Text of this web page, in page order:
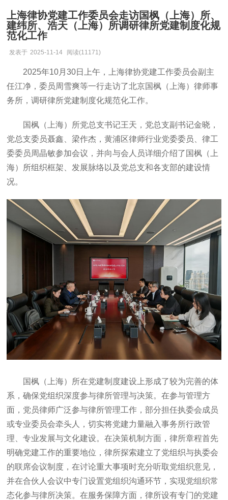
上海律协党建工作委员会走访国枫（上海）所、
建纬所、浩天（上海）所调研律所党建制度化规
范化工作
发表于 2025-11-14 阅读(11171)
2025年10月30日上午，上海律协党建工作委员会副主
任江净，委员周雪爽等一行走访了北京国枫（上海）律师事
务所，调研律所党建制度化规范化工作。
国枫（上海）所党总支书记王天，党总支副书记金晓，
党总支委员聂鑫、梁作杰，黄浦区律师行业党委委员、律工
委委员周晶敏参加会议，并向与会人员详细介绍了国枫（上
海）所组织框架、发展脉络以及党总支和各支部的建设情
况。
国枫（上海）所在党建制度建设上形成了较为完善的体
系，确保党组织深度参与律所管理与决策。在参与管理方
面，党员律师广泛参与律所管理工作，部分担任执委会成员
或专业委员会牵头人，切实将党建力量融入事务所行政管
理、专业发展与文化建设。在决策机制方面，律所章程首先
明确党建工作的重要地位，律所探索建立了党组织与执委会
的联席会议制度，在讨论重大事项时充分听取党组织意见，
并在合伙人会议中专门设置党组织沟通环节，实现党组织常
态化参与律所决策。在服务保障方面，律所设有专门的党建